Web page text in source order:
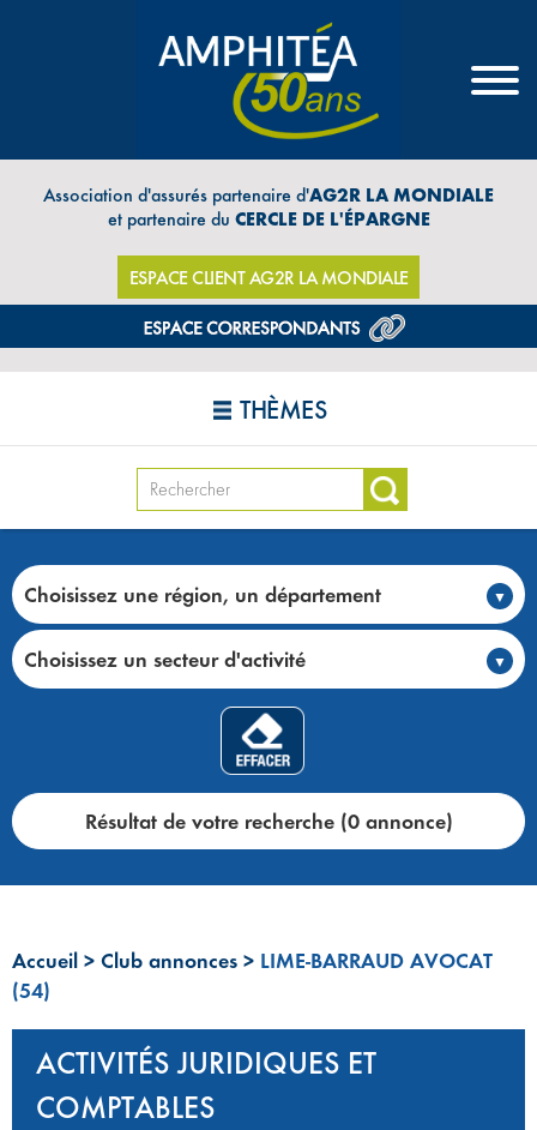
Association d'assurés partenaire d'AG2R LA MONDIALE
et partenaire du CERCLE DE L'ÉPARGNE
ESPACE CLIENT AG2R LA MONDIALE
THÈMES
Choisissez une région, un département
Choisissez un secteur d'activité
Résultat de votre recherche (0 annonce)
Accueil > Club annonces > LIME-BARRAUD AVOCAT
(54)
ACTIVITÉS JURIDIQUES ET
COMPTABLES